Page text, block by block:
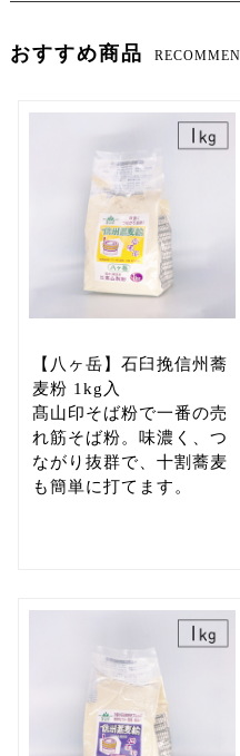
おすすめ商品
【八ヶ岳】石臼挽信州蕎
麦粉 1kg入
髙山印そば粉で一番の売
れ筋そば粉。味濃く、つ
ながり抜群で、十割蕎麦
も簡単に打てます。